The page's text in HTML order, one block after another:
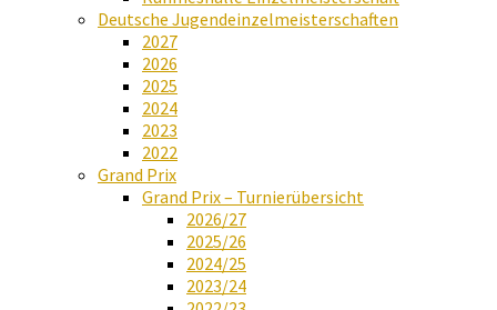
Deutsche Jugendeinzelmeisterschaften
2027
2026
2025
2024
2023
2022
Grand Prix
Grand Prix – Turnierübersicht
2026/27
2025/26
2024/25
2023/24